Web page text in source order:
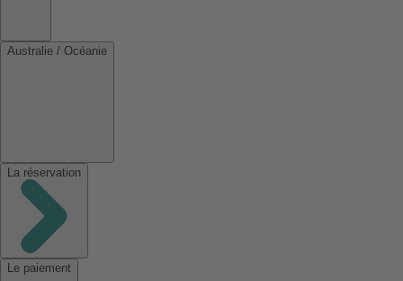
Australie / Océanie
La réservation
Le paiement